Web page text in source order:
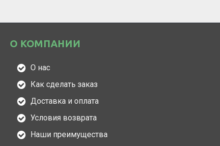
О КОМПАНИИ
О нас
Как сделать заказ
Доставка и оплата
Условия возврата
Наши преимущества